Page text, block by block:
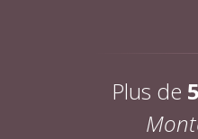
Plus de